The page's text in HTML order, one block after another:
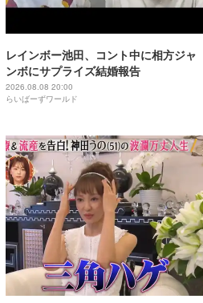
レインボー池田、コント中に相方ジャ
ンボにサプライズ結婚報告
2026.08.08 20:00
らいばーずワールド